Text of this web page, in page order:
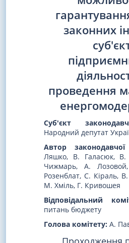
законних
проведення
Суб'єкт
Народний депутат
Автор законодавчої
Ляшко, В. Галасюк,
Чижмарь, А.
Розенблат, С. Кіраль,
М. Хміль, Г. Кривошея
Відповідальний
питань бюджету
Голова комітету: А.